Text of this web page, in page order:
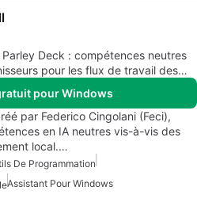
Deck : compétences neutres
pour les flux de travail des
pour Windows
par Federico Cingolani (Feci),
en IA neutres vis-à-vis des
local.…
De Programmation
Assistant Pour Windows